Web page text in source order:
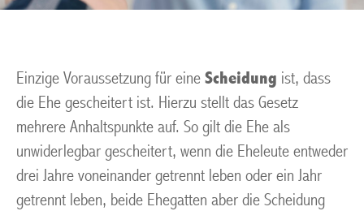
Einzige Voraussetzung für eine Scheidung ist, dass
die Ehe gescheitert ist. Hierzu stellt das Gesetz
mehrere Anhaltspunkte auf. So gilt die Ehe als
unwiderlegbar gescheitert, wenn die Eheleute entweder
drei Jahre voneinander getrennt leben oder ein Jahr
getrennt leben, beide Ehegatten aber die Scheidung